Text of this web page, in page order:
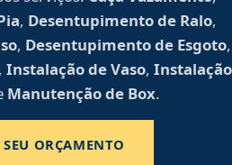
, Desentupimento de Ralo,
, Desentupimento de Esgoto,
, Instalação de Vaso, Instalação
Manutenção de Box.
ORÇAMENTO